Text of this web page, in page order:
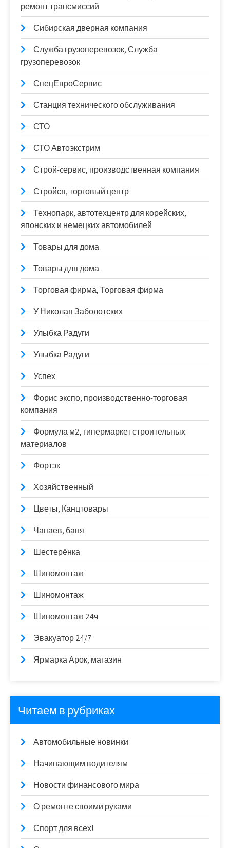
ремонт трансмиссий
Сибирская дверная компания
Служба грузоперевозок, Служба
грузоперевозок
СпецЕвроСервис
Станция технического обслуживания
СТО
СТО Автоэкстрим
Строй-cервис, производственная компания
Стройся, торговый центр
Технопарк, автотехцентр для корейских,
японских и немецких автомобилей
Товары для дома
Товары для дома
Торговая фирма, Торговая фирма
У Николая Заболотских
Улыбка Радуги
Улыбка Радуги
Успех
Форис экспо, производственно-торговая
компания
Формула м2, гипермаркет строительных
материалов
Фортэк
Хозяйственный
Цветы, Канцтовары
Чапаев, баня
Шестерёнка
Шиномонтаж
Шиномонтаж
Шиномонтаж 24ч
Эвакуатор 24/7
Ярмарка Арок, магазин
Читаем в рубриках
Автомобильные новинки
Начинающим водителям
Новости финансового мира
О ремонте своими руками
Спорт для всех!